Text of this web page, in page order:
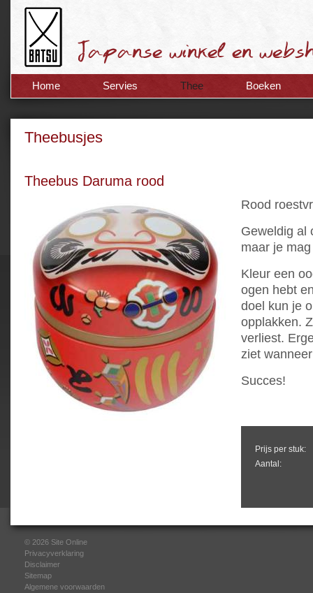
Home Servies Thee Boeken
Theebusjes
Theebus Daruma rood
Rood
Geweldig al
maar je
Kleur een
ogen hebt
doel kun je
opplakken.
verliest.
ziet
Succes!
Prijs per stuk:
Aantal:
© 2026 Site Online
Privacyverklaring
Disclaimer
Sitemap
Algemene voorwaarden